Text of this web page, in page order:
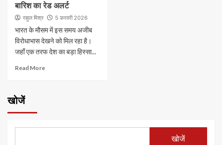
बारिश का रेड अलर्ट
राहुल मिश्र 5 फ़रवरी 2026
भारत के मौसम में इस समय अजीब
विरोधाभास देखने को मिल रहा है।
जहाँ एक तरफ देश का बड़ा हिस्सा...
Read More
खोजें
खोजें